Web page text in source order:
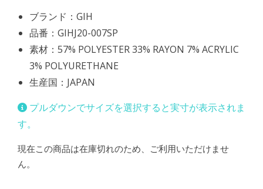
ブランド：GIH
品番：GIHJ20-007SP
素材：57% POLYESTER 33% RAYON 7% ACRYLIC
3% POLYURETHANE
生産国：JAPAN
プルダウンでサイズを選択すると実寸が表示されま
す。
現在この商品は在庫切れのため、ご利用いただけませ
ん。